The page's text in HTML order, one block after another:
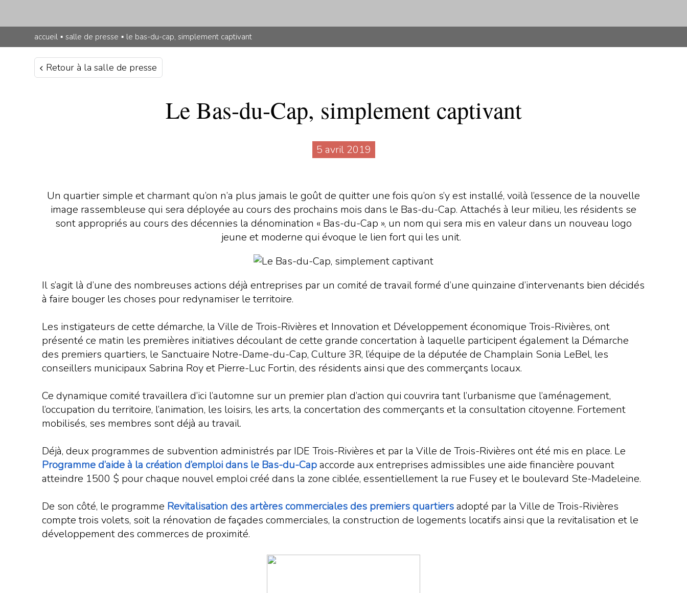
accueil ▪ salle de presse ▪ le bas-du-cap, simplement captivant
Retour à la salle de presse
Le Bas-du-Cap, simplement captivant
5 avril 2019
Un quartier simple et charmant qu’on n’a plus jamais le goût de quitter une fois qu’on s’y est installé, voilà l’essence de la nouvelle
image rassembleuse qui sera déployée au cours des prochains mois dans le Bas-du-Cap. Attachés à leur milieu, les résidents se
sont appropriés au cours des décennies la dénomination « Bas-du-Cap », un nom qui sera mis en valeur dans un nouveau logo
jeune et moderne qui évoque le lien fort qui les unit.
Il s’agit là d’une des nombreuses actions déjà entreprises par un comité de travail formé d’une quinzaine d’intervenants bien décidés
à faire bouger les choses pour redynamiser le territoire.
Les instigateurs de cette démarche, la Ville de Trois-Rivières et Innovation et Développement économique Trois-Rivières, ont
présenté ce matin les premières initiatives découlant de cette grande concertation à laquelle participent également la Démarche
des premiers quartiers, le Sanctuaire Notre-Dame-du-Cap, Culture 3R, l’équipe de la députée de Champlain Sonia LeBel, les
conseillers municipaux Sabrina Roy et Pierre-Luc Fortin, des résidents ainsi que des commerçants locaux.
Ce dynamique comité travaillera d’ici l’automne sur un premier plan d’action qui couvrira tant l’urbanisme que l’aménagement,
l’occupation du territoire, l’animation, les loisirs, les arts, la concertation des commerçants et la consultation citoyenne. Fortement
mobilisés, ses membres sont déjà au travail.
Déjà, deux programmes de subvention administrés par IDE Trois-Rivières et par la Ville de Trois-Rivières ont été mis en place. Le
Programme d’aide à la création d’emploi dans le Bas-du-Capaccorde aux entreprises admissibles une aide financière pouvant
atteindre 1500 $ pour chaque nouvel emploi créé dans la zone ciblée, essentiellement la rue Fusey et le boulevard Ste-Madeleine.
De son côté, le programme Revitalisation des artères commerciales des premiers quartiersadopté par la Ville de Trois-Rivières
compte trois volets, soit la rénovation de façades commerciales, la construction de logements locatifs ainsi que la revitalisation et le
développement des commerces de proximité.